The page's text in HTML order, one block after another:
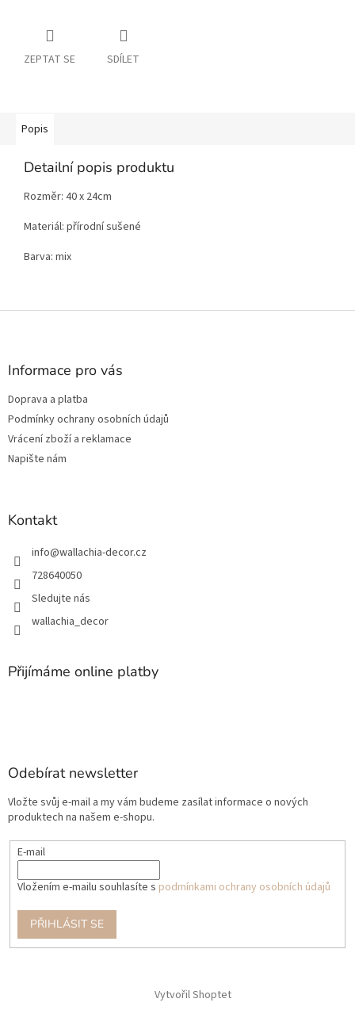
ZEPTAT SE SDÍLET
Popis
Detailní popis produktu
Rozměr: 40 x 24cm
Materiál: přírodní sušené
Barva: mix
Z
Informace pro vás
Doprava a platba
Podmínky ochrany osobních údajů
Vrácení zboží a reklamace
Napište nám
Kontakt
info@wallachia-decor.cz
728640050
Sledujte nás
wallachia_decor
Přijímáme online platby
Odebírat newsletter
Vložte svůj e-mail a my vám budeme zasílat informace o nových
produktech na našem e-shopu.
E-mail
Vložením e-mailu souhlasíte s podmínkami ochrany osobních údajů
PŘIHLÁSIT SE
Vytvořil Shoptet